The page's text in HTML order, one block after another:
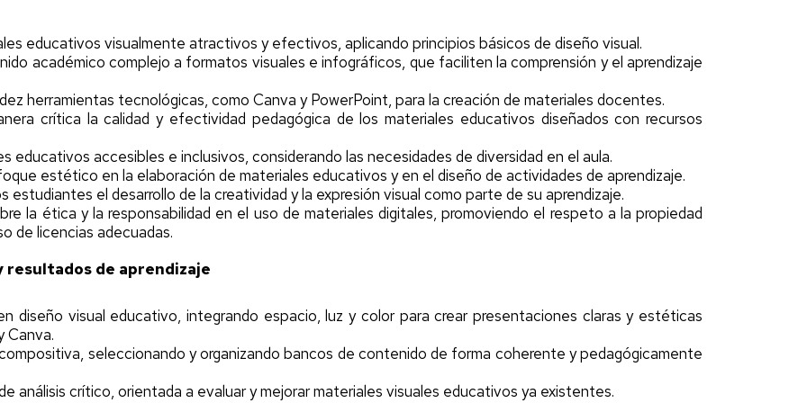
educativos visualmente atractivos y efectivos, aplicando principios básicos de diseño visual.
académico complejo a formatos visuales e infográficos, que faciliten la comprensión y el aprendizaje
herramientas tecnológicas, como Canva y PowerPoint, para la creación de materiales docentes.
crítica la calidad y efectividad pedagógica de los materiales educativos diseñados con recursos
educativos accesibles e inclusivos, considerando las necesidades de diversidad en el aula.
estético en la elaboración de materiales educativos y en el diseño de actividades de aprendizaje.
estudiantes el desarrollo de la creatividad y la expresión visual como parte de su aprendizaje.
la ética y la responsabilidad en el uso de materiales digitales, promoviendo el respeto a la propiedad
de licencias adecuadas.
resultados de aprendizaje
diseño visual educativo, integrando espacio, luz y color para crear presentaciones claras y estéticas
Canva.
seleccionando y organizando bancos de contenido de forma coherente y pedagógicamente
análisis crítico, orientada a evaluar y mejorar materiales visuales educativos ya existentes.